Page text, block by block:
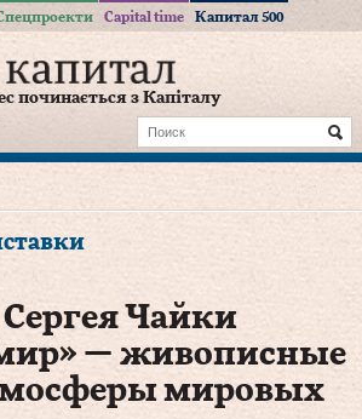
Capital time Капитал 500
починається з Капіталу
Чайки
— живописные
мировых